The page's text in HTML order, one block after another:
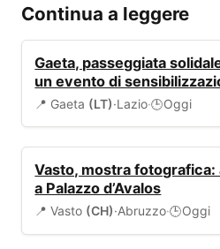
Continua a leggere
Gaeta, passeggiata
un evento di
📍 Gaeta (LT)·Lazio·🕒Oggi
Vasto, mostra
a Palazzo d’Avalos
📍 Vasto (CH)·Abruzzo·🕒Oggi